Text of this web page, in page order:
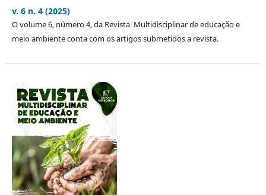
v. 6 n. 4 (2025)
O volume 6, número 4, da Revista Multidisciplinar de educação e
meio ambiente conta com os artigos submetidos a revista.